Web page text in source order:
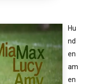
Hu
nd
en
am
en